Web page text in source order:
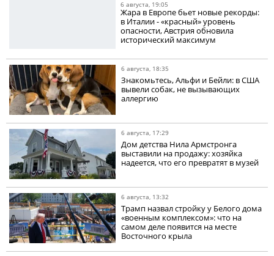
6 августа, 19:05
Жара в Европе бьет новые рекорды:
в Италии - «красный» уровень
опасности, Австрия обновила
исторический максимум
6 августа, 18:35
Знакомьтесь, Альфи и Бейли: в США
вывели собак, не вызывающих
аллергию
6 августа, 17:29
Дом детства Нила Армстронга
выставили на продажу: хозяйка
надеется, что его превратят в музей
6 августа, 13:32
Трамп назвал стройку у Белого дома
«военным комплексом»: что на
самом деле появится на месте
Восточного крыла